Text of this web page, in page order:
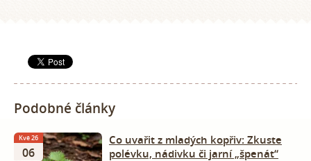
Podobné články
Kvě 26
06
Co uvařit z mladých kopřiv: Zkuste
polévku, nádivku či jarní „špenát“